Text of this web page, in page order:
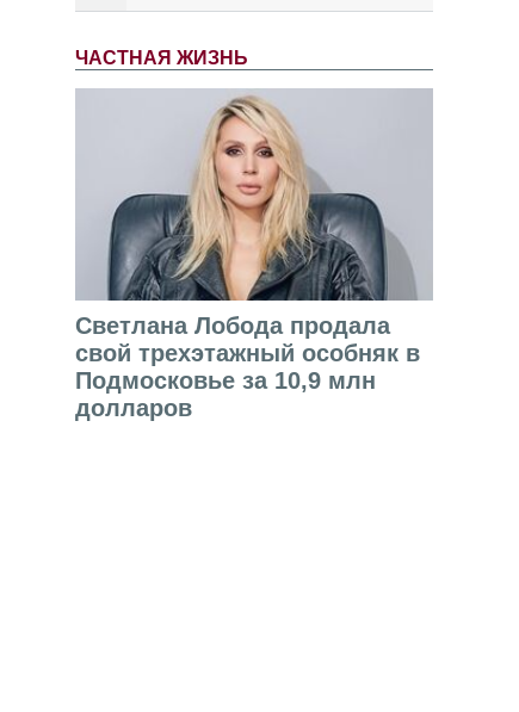
ЧАСТНАЯ ЖИЗНЬ
Светлана Лобода продала
свой трехэтажный особняк в
Подмосковье за 10,9 млн
долларов